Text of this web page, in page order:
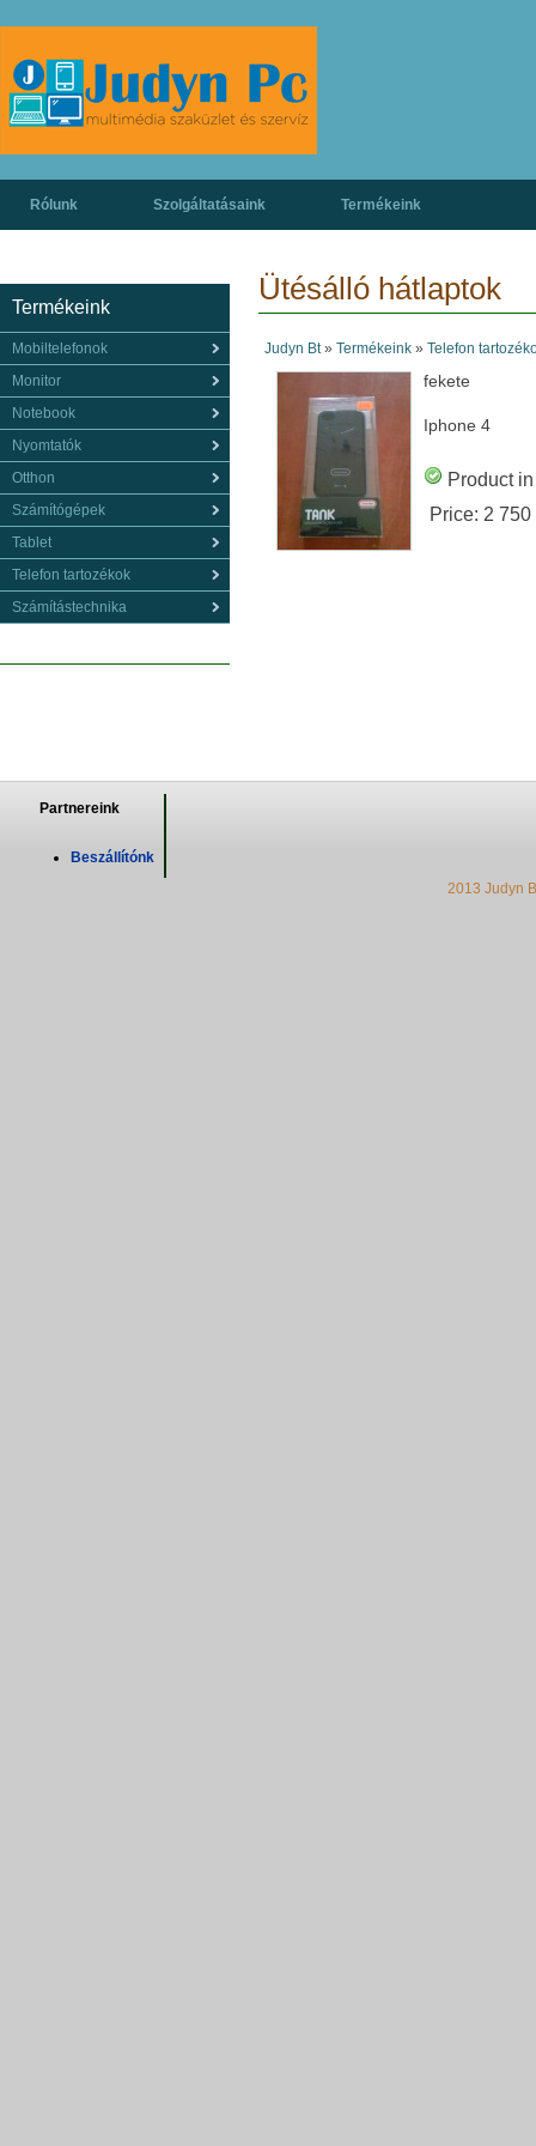
Rólunk Szolgáltatásaink Termékeink
Ütésálló hátlaptok
Judyn Bt» Termékeink» Telefon
fekete
Iphone 4
Product
Price: 2
Termékeink
Mobiltelefonok
Monitor
Notebook
Nyomtatók
Otthon
Számítógépek
Tablet
Telefon tartozékok
Számítástechnika
Partnereink
Beszállítónk
2013 Judyn